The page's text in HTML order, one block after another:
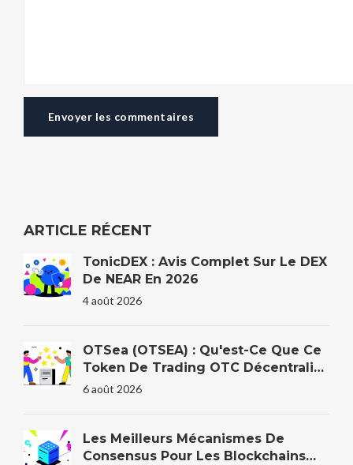
Envoyer les commentaires
ARTICLE RÉCENT
TonicDEX : Avis Complet Sur Le DEX
De NEAR En 2026
4 août 2026
OTSea (OTSEA) : Qu'est-Ce Que Ce
Token De Trading OTC Décentralisé
?
6 août 2026
Les Meilleurs Mécanismes De
Consensus Pour Les Blockchains